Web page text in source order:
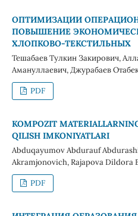
ОПТИМИЗАЦИИ
ПОВЫШЕНИЕ
ХЛОПКОВО-ТЕКСТИЛЬНЫХ
Тешабаев Тулкин Закирович,
Амануллаевич, Джурабаев
PDF
KOMPOZIT
QILISH IMKONIYATLARI
Abduqayumov Abdurauf
Akramjonovich, Rajapova Dildora
PDF